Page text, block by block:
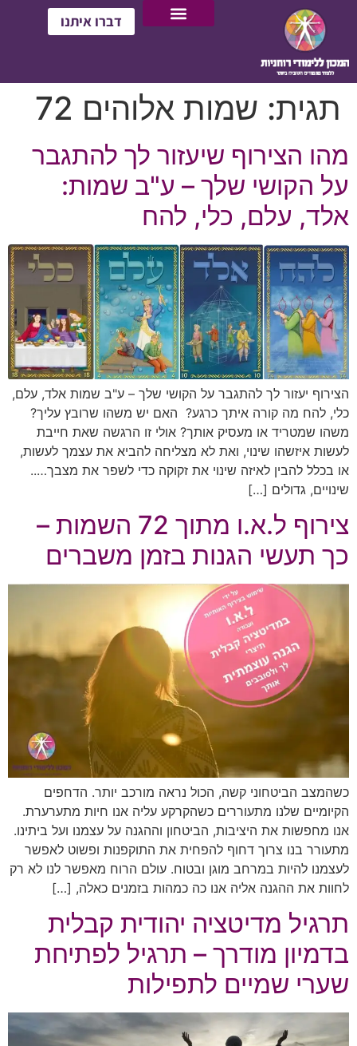
דברו איתנו
תגית: שמות אלוהים 72
מהו הצירוף שיעזור לך להתגבר
על הקושי שלך – ע"ב שמות:
אלד, עלם, כלי, להח
הצירוף יעזור לך להתגבר על הקושי שלך – ע"ב שמות אלד, עלם,
כלי, להח מה קורה איתך כרגע? האם יש משהו שרובץ עליך?
משהו שמטריד או מעסיק אותך? אולי זו הרגשה שאת חייבת
לעשות איזשהו שינוי, ואת לא מצליחה להביא את עצמך לעשות,
או בכלל להבין לאיזה שינוי את זקוקה כדי לשפר את מצבך…..
שינויים, גדולים […]
צירוף ל.א.ו מתוך 72 השמות –
כך תעשי הגנות בזמן משברים
כשהמצב הביטחוני קשה, הכול נראה מורכב יותר. הדחפים
הקיומיים שלנו מתעוררים כשהקרקע עליה אנו חיות מתערערת.
אנו מחפשות את היציבות, הביטחון וההגנה על עצמנו ועל ביתינו.
מתעורר בנו צרוך דחוף להפחית את התוקפנות ופשוט לאפשר
לעצמנו להיות במרחב מוגן ובטוח. עולם הרוח מאפשר לנו לא רק
לחוות את ההגנה אליה אנו כה כמהות בזמנים כאלה, […]
תרגיל מדיטציה יהודית קבלית
בדמיון מודרך – תרגיל לפתיחת
שערי שמיים לתפילות